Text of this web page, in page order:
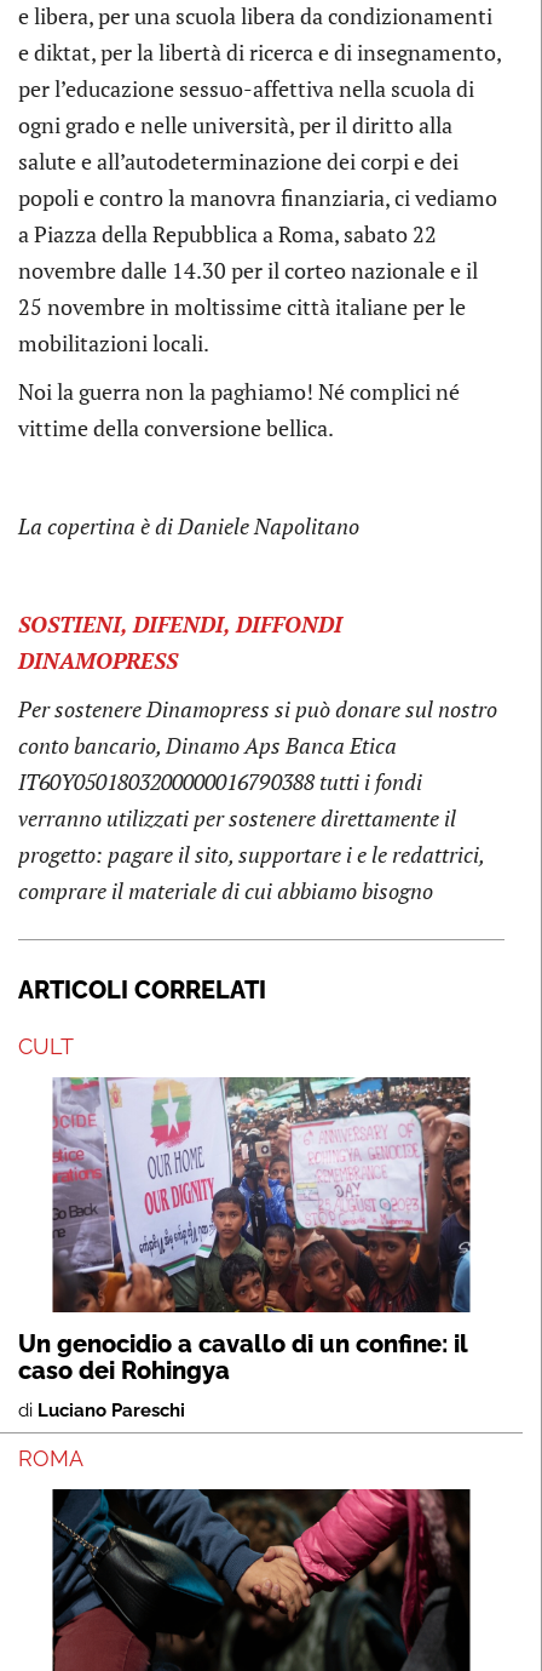
e libera, per una scuola libera da condizionamenti
e diktat, per la libertà di ricerca e di insegnamento,
per l’educazione sessuo-affettiva nella scuola di
ogni grado e nelle università, per il diritto alla
salute e all’autodeterminazione dei corpi e dei
popoli e contro la manovra finanziaria, ci vediamo
a Piazza della Repubblica a Roma, sabato 22
novembre dalle 14.30 per il corteo nazionale e il
25 novembre in moltissime città italiane per le
mobilitazioni locali.
Noi la guerra non la paghiamo! Né complici né
vittime della conversione bellica.
La copertina è di Daniele Napolitano
SOSTIENI, DIFENDI, DIFFONDI
DINAMOPRESS
Per sostenere Dinamopress si può donare sul nostro
conto bancario, Dinamo Aps Banca Etica
IT60Y0501803200000016790388 tutti i fondi
verranno utilizzati per sostenere direttamente il
progetto: pagare il sito, supportare i e le redattrici,
comprare il materiale di cui abbiamo bisogno
ARTICOLI CORRELATI
CULT
Un genocidio a cavallo di un confine: il
caso dei Rohingya
di Luciano Pareschi
ROMA